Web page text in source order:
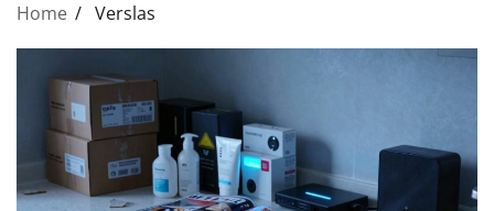
Home Verslas